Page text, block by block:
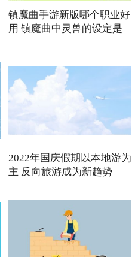
镇魔曲手游新版哪个职业好
用 镇魔曲中灵兽的设定是
2022年国庆假期以本地游为
主 反向旅游成为新趋势